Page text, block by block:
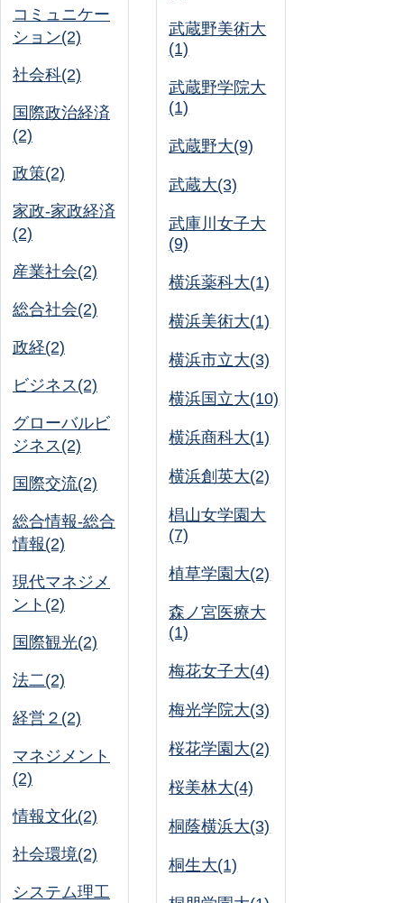
コミュニケー
ション(2)
社会科(2)
国際政治経済
(2)
政策(2)
家政-家政経済
(2)
産業社会(2)
総合社会(2)
政経(2)
ビジネス(2)
グローバルビ
ジネス(2)
国際交流(2)
総合情報-総合
情報(2)
現代マネジメ
ント(2)
国際観光(2)
法二(2)
経営２(2)
マネジメント
(2)
情報文化(2)
社会環境(2)
システム理工
武蔵野美術大
(1)
武蔵野学院大
(1)
武蔵野大(9)
武蔵大(3)
武庫川女子大
(9)
横浜薬科大(1)
横浜美術大(1)
横浜市立大(3)
横浜国立大(10)
横浜商科大(1)
横浜創英大(2)
椙山女学園大
(7)
植草学園大(2)
森ノ宮医療大
(1)
梅花女子大(4)
梅光学院大(3)
桜花学園大(2)
桜美林大(4)
桐蔭横浜大(3)
桐生大(1)